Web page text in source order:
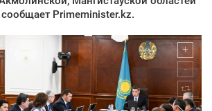
сообщает Primeminister.kz.